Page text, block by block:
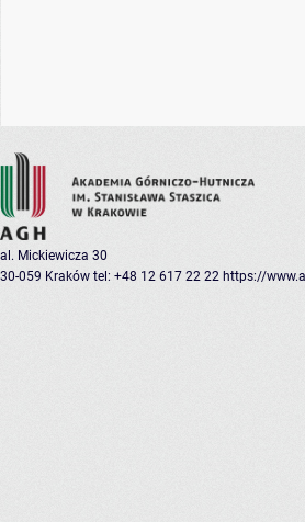
al. Mickiewicza 30
30-059 Kraków tel: +48 12 617 22 22 https://